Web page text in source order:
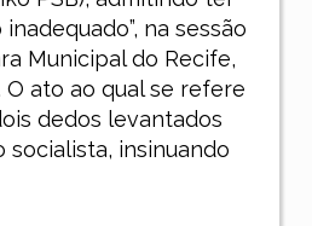
na sessão
Municipal do Recife,
ato ao qual se refere
dedos levantados
socialista, insinuando